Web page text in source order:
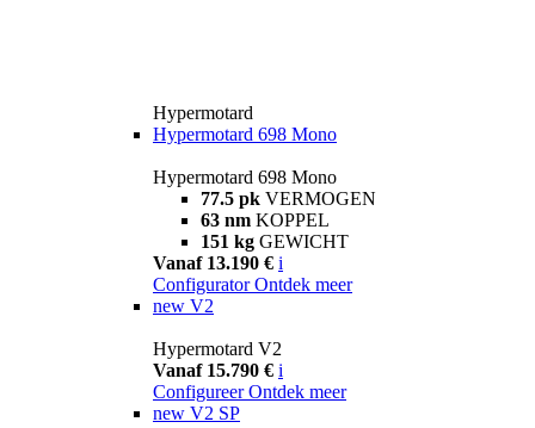
Hypermotard
Hypermotard 698 Mono
Hypermotard 698 Mono
77.5 pk VERMOGEN
63 nm KOPPEL
151 kg GEWICHT
Vanaf 13.190 € i
Configurator Ontdek meer
new V2
Hypermotard V2
Vanaf 15.790 € i
Configureer Ontdek meer
new V2 SP